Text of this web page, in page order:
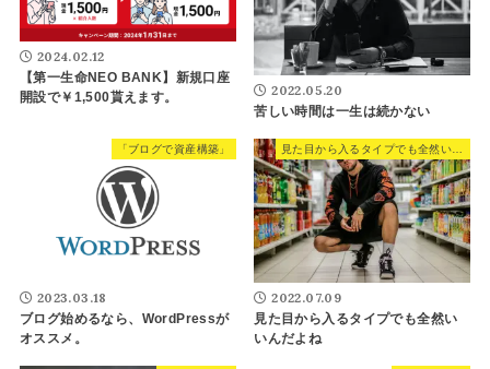
2024.02.12
【第一生命NEO BANK】新規口座
開設で￥1,500貰えます。
2022.05.20
苦しい時間は一生は続かない
「ブログで資産構築」
2023.03.18
ブログ始めるなら、WordPressが
オススメ。
2022.07.09
見た目から入るタイプでも全然い
いんだよね